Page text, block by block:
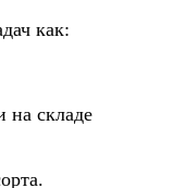
как:
на складе